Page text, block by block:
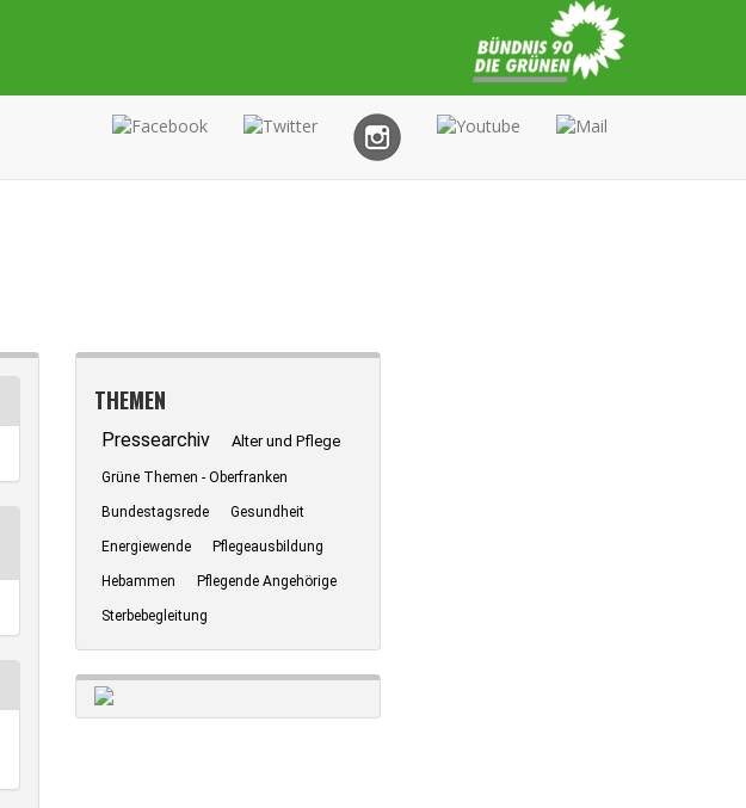
THEMEN
Pressearchiv Alter und Pflege
Grüne Themen - Oberfranken
Bundestagsrede Gesundheit
Energiewende Pflegeausbildung
Hebammen Pflegende Angehörige
Sterbebegleitung